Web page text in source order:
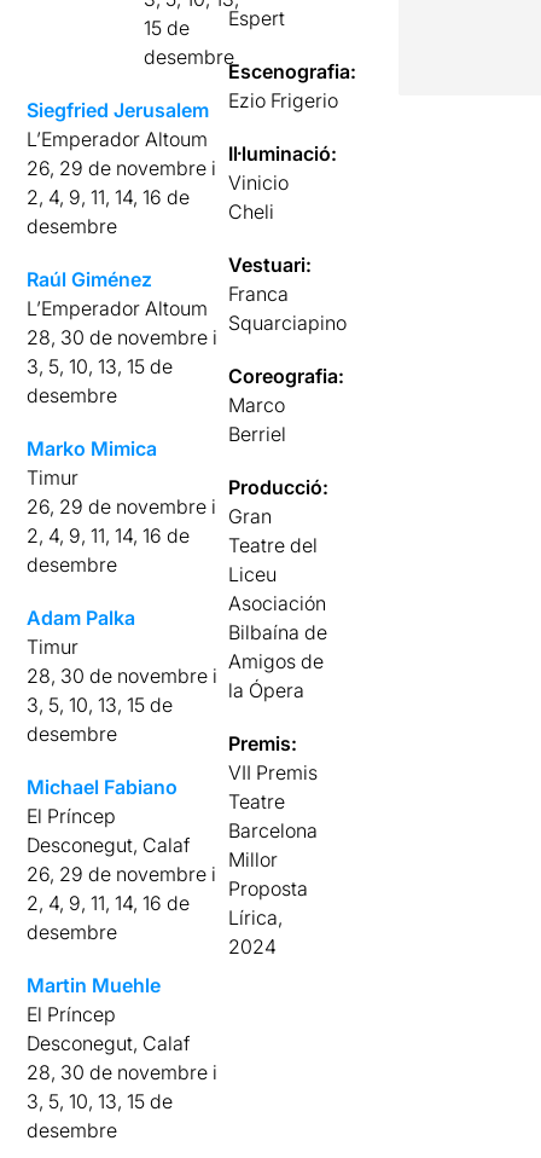
15 de
desembre
Siegfried Jerusalem
L’Emperador Altoum
26, 29 de novembre i
2, 4, 9, 11, 14, 16 de
desembre
Raúl Giménez
L’Emperador Altoum
28, 30 de novembre i
3, 5, 10, 13, 15 de
desembre
Marko Mimica
Timur
26, 29 de novembre i
2, 4, 9, 11, 14, 16 de
desembre
Adam Palka
Timur
28, 30 de novembre i
3, 5, 10, 13, 15 de
desembre
Michael Fabiano
El Príncep
Desconegut, Calaf
26, 29 de novembre i
2, 4, 9, 11, 14, 16 de
desembre
Martin Muehle
El Príncep
Desconegut, Calaf
28, 30 de novembre i
3, 5, 10, 13, 15 de
desembre
Espert
Escenografia:
Ezio Frigerio
Il·luminació:
Vinicio
Cheli
Vestuari:
Franca
Squarciapino
Coreografia:
Marco
Berriel
Producció:
Gran
Teatre del
Liceu
Asociación
Bilbaína de
Amigos de
la Ópera
Premis:
VII Premis
Teatre
Barcelona
Millor
Proposta
Lírica,
2024